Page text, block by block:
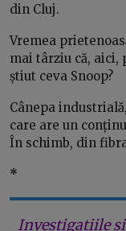
din Cluj.
Vremea
mai târziu că, aici,
știut ceva Snoop?
Cânepa
care are un
În schimb, din
*
Investigațiile